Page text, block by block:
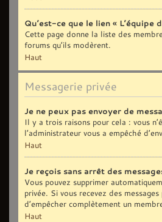
Qu’est-ce que le lien « L’équipe
Cette page donne la liste des
forums qu’ils modèrent.
Haut
Messagerie privée
Je ne peux pas envoyer de
Il y a trois raisons pour cela : vous
l’administrateur vous a empêché
Haut
Je reçois sans arrêt des
Vous pouvez supprimer
privée. Si vous recevez des
d’empêcher complètement un
Haut